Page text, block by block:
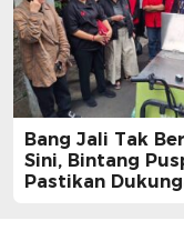
Bang Jali Tak
Sini, Bintang
Pastikan